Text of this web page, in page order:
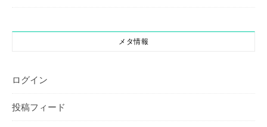
メタ情報
ログイン
投稿フィード